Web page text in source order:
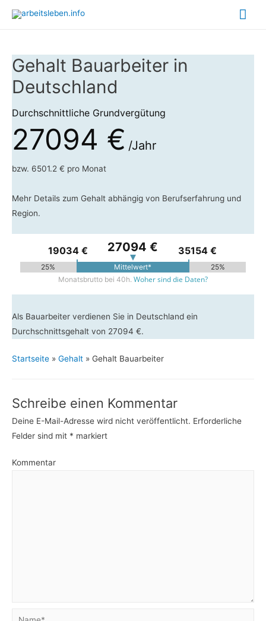
Gehalt Bauarbeiter in
Deutschland
Durchschnittliche Grundvergütung
27094 € /Jahr
bzw. 6501.2 € pro Monat
Mehr Details zum Gehalt abhängig von Berufserfahrung und
Region.
19034 € 27094 € 35154 €
25% Mittelwert*
25%
Monatsbrutto bei 40h. Woher sind die Daten?
Als Bauarbeiter verdienen Sie in Deutschland ein
Durchschnittsgehalt von 27094 €.
Startseite » Gehalt » Gehalt Bauarbeiter
Schreibe einen Kommentar
Deine E-Mail-Adresse wird nicht veröffentlicht. Erforderliche
Felder sind mit * markiert
Kommentar
Name*